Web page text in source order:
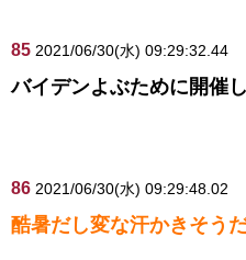
85 2021/06/30(水) 09:29:32.44
バイデンよぶために開催
86 2021/06/30(水) 09:29:48.02
酷暑だし変な汗かきそう